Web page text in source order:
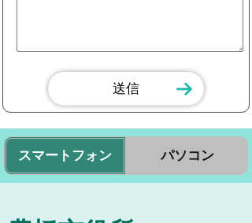
スマートフォン パソコン